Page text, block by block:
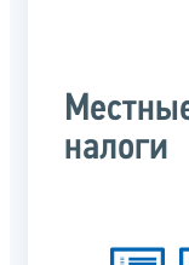
налоги